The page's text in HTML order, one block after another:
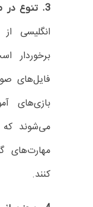
3. تنوع در منابع آموزشی :
انگلیسی
برخوردار
فایل‌های
بازی‌های
می‌شوند که
مهارت‌های
کنند.